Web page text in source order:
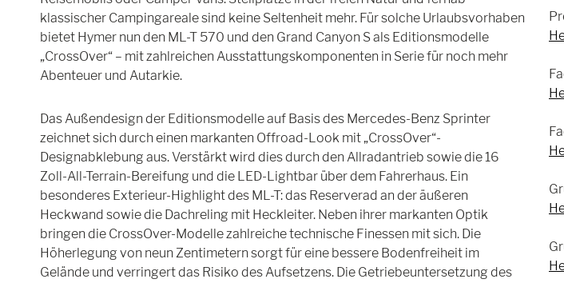
klassischer Campingareale sind keine Seltenheit mehr. Für solche Urlaubsvorhaben
bietet Hymer nun den ML-T 570 und den Grand Canyon S als Editionsmodelle
„CrossOver“ – mit zahlreichen Ausstattungskomponenten in Serie für noch mehr
Abenteuer und Autarkie.
Das Außendesign der Editionsmodelle auf Basis des Mercedes-Benz Sprinter
zeichnet sich durch einen markanten Offroad-Look mit „CrossOver“-
Designabklebung aus. Verstärkt wird dies durch den Allradantrieb sowie die 16
Zoll-All-Terrain-Bereifung und die LED-Lightbar über dem Fahrerhaus. Ein
besonderes Exterieur-Highlight des ML-T: das Reserverad an der äußeren
Heckwand sowie die Dachreling mit Heckleiter. Neben ihrer markanten Optik
bringen die CrossOver-Modelle zahlreiche technische Finessen mit sich. Die
Höherlegung von neun Zentimetern sorgt für eine bessere Bodenfreiheit im
Gelände und verringert das Risiko des Aufsetzens. Die Getriebeuntersetzung des